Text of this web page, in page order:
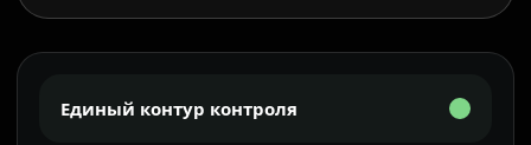
Единый контур контроля